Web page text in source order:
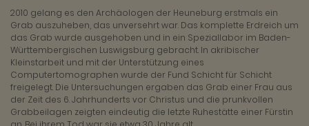
2010 gelang es den Archäologen der Heuneburg erstmals ein
Grab auszuheben, das unversehrt war. Das komplette Erdreich um
das Grab wurde ausgehoben und in ein Speziallabor im Baden-
Württembergischen Luswigsburg gebracht. In akribischer
Kleinstarbeit und mit der Unterstützung eines
Computertomographen wurde der Fund Schicht für Schicht
freigelegt. Die Untersuchungen ergaben das Grab einer Frau aus
der Zeit des 6. Jahrhunderts vor Christus und die prunkvollen
Grabbeilagen zeigten eindeutig die letzte Ruhestätte einer Fürstin